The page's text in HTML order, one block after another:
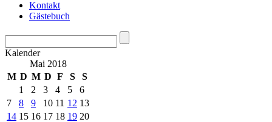
Kontakt
Gästebuch
Kalender
Mai 2018
M D M D F S
S
1
2 3 4 5
6
7
8 9 10 11 12 13
14 15 16 17 18 19 20